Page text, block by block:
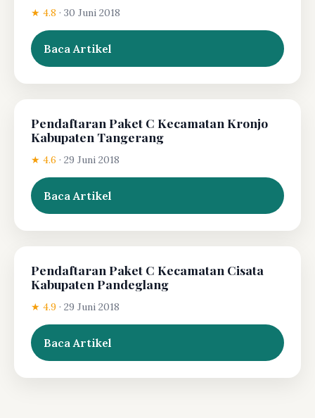
★ 4.8 · 30 Juni 2018
Baca Artikel
Pendaftaran Paket C Kecamatan Kronjo
Kabupaten Tangerang
★ 4.6 · 29 Juni 2018
Baca Artikel
Pendaftaran Paket C Kecamatan Cisata
Kabupaten Pandeglang
★ 4.9 · 29 Juni 2018
Baca Artikel